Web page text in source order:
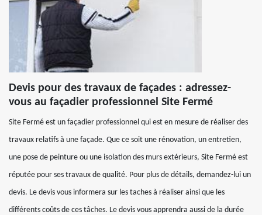
Devis pour des travaux de façades : adressez-
vous au façadier professionnel Site Fermé
Site Fermé est un façadier professionnel qui est en mesure de réaliser des
travaux relatifs à une façade. Que ce soit une rénovation, un entretien,
une pose de peinture ou une isolation des murs extérieurs, Site Fermé est
réputée pour ses travaux de qualité. Pour plus de détails, demandez-lui un
devis. Le devis vous informera sur les taches à réaliser ainsi que les
différents coûts de ces tâches. Le devis vous apprendra aussi de la durée